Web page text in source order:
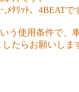
,ﾒﾀﾘｯﾄ、4BEATで
う使用条件で、
たらお願いしま